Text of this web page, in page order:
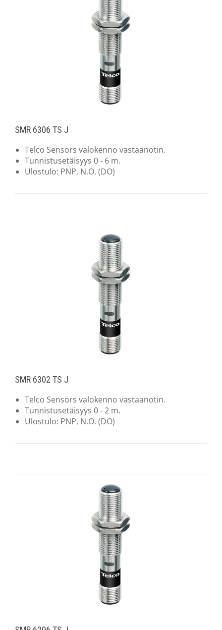
SMR 6306 TS J
Telco Sensors valokenno vastaanotin.
Tunnistusetäisyys 0 - 6 m.
Ulostulo: PNP, N.O. (DO)
SMR 6302 TS J
Telco Sensors valokenno vastaanotin.
Tunnistusetäisyys 0 - 2 m.
Ulostulo: PNP, N.O. (DO)